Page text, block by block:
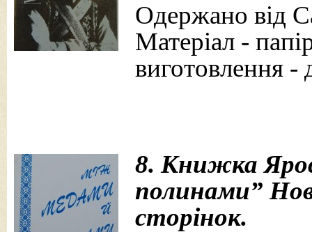
Одержано від
Матеріал -
виготовлення
8. Книжка
полинами”
сторінок.